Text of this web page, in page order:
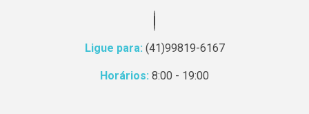
Ligue para: (41)99819-6167
Horários: 8:00 - 19:00